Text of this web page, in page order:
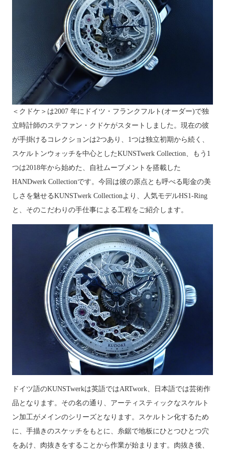
＜クドケ＞は2007 年にドイツ・フランクフルト(オーダー)で独
立時計師のステファン・クドケがスタートしました。現在の彼
が手掛けるコレクションは2つあり、1つは独立初期から続く、
スケルトンウォッチを中心としたKUNSTwerk Collection、もう1
つは2018年から始めた、自社ムーブメントを搭載した
HANDwerk Collectionです。 今回は彼の原点とも呼べる彫金の美
しさを魅せるKUNSTwerk Collectionより、人気モデルHS1-Ring
と、そのこだわりの手仕事による工程をご紹介します。
ドイツ語のKUNSTwerkは英語ではARTwork、日本語では芸術作
品となります。その名の通り、アーティスティックなスケルト
ン加工がメインのシリーズとなります。スケルトン化するため
に、手描きのスケッチをもとに、糸鋸で地板にひとつひとつ穴
をあけ、肉抜きをすることから作業が始まります。肉抜き後、